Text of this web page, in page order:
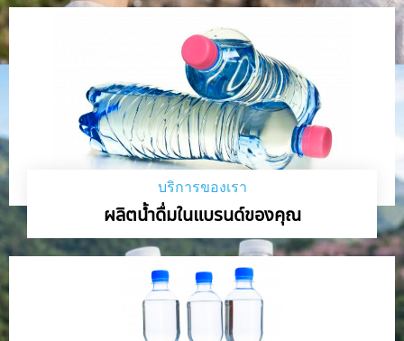
บริการของเรา
ผลิตน้ำดื่มในแบรนด์ของคุณ